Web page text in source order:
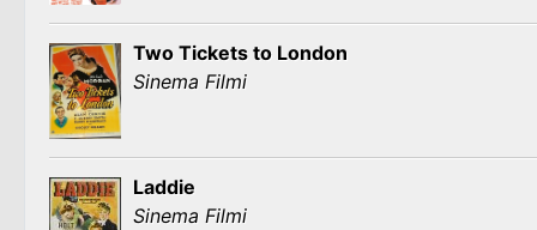
Two Tickets to London
Sinema Filmi
Laddie
Sinema Filmi